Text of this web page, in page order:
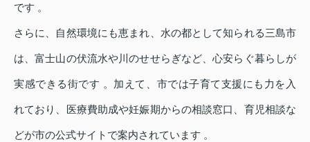
です 。
さらに、自然環境にも恵まれ、水の都として知られる三島市
は、富士山の伏流水や川のせせらぎなど、心安らぐ暮らしが
実感できる街です 。加えて、市では子育て支援にも力を入
れており、医療費助成や妊娠期からの相談窓口、育児相談な
どが市の公式サイトで案内されています 。